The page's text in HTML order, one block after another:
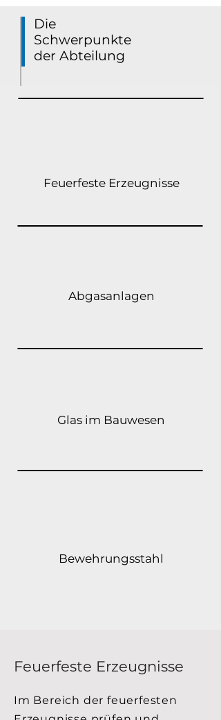
Die
Schwerpunkte
der Abteilung
Feuerfeste Erzeugnisse
Abgasanlagen
Glas im Bauwesen
Bewehrungsstahl
Feuerfeste Erzeugnisse
Im Bereich der feuerfesten